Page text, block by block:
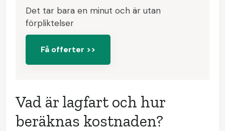
Det tar bara en minut och är utan
förpliktelser
Få offerter >>
Vad är lagfart och hur
beräknas kostnaden?